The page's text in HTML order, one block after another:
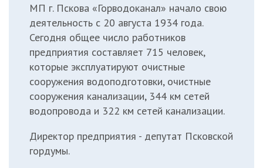
МП г. Пскова «Горводоканал» начало свою
деятельность с 20 августа 1934 года.
Сегодня общее число работников
предприятия составляет 715 человек,
которые эксплуатируют очистные
сооружения водоподготовки, очистные
сооружения канализации, 344 км сетей
водопровода и 322 км сетей канализации.
Директор предприятия - депутат Псковской
гордумы.